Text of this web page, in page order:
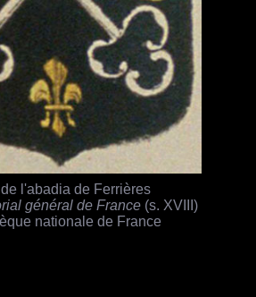
l'abadia de Ferrières
général de France(s. XVIII)
nationale de France